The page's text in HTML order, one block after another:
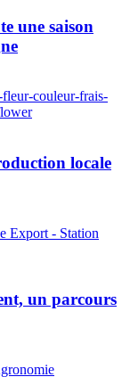
une saison
locale
un parcours